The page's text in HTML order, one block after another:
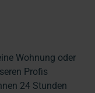
Wohnung oder
Profis
24 Stunden